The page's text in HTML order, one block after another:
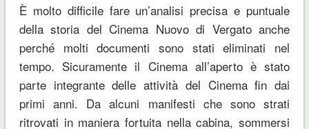
È molto difficile fare un’analisi precisa e puntuale
della storia del Cinema Nuovo di Vergato anche
perché molti documenti sono stati eliminati nel
tempo. Sicuramente il Cinema all’aperto è stato
parte integrante delle attività del Cinema fin dai
primi anni. Da alcuni manifesti che sono strati
ritrovati in maniera fortuita nella cabina, sommersi